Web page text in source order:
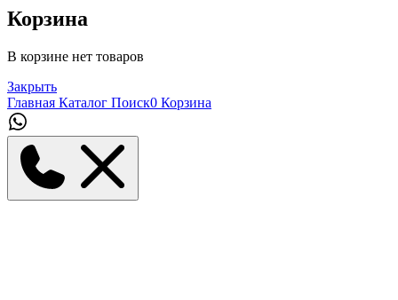
Корзина
В корзине нет товаров
Закрыть
Главная Каталог Поиск0 Корзина